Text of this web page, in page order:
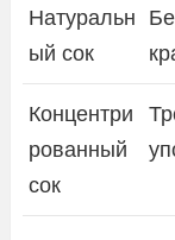
Натуральн
ый сок
Концентри
рованный
сок